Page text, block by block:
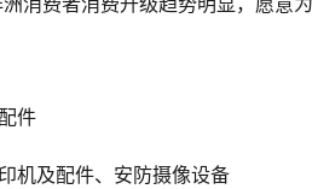
件
机及配件、安防摄像设备